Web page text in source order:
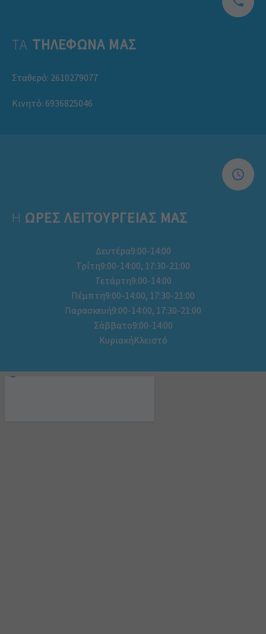
ΤΑ ΤΗΛΕΦΩΝΑ ΜΑΣ
Σταθερό: 2610279077
Κινητό: 6936825046
Η ΩΡΕΣ ΛΕΙΤΟΥΡΓΕΊΑΣ ΜΑΣ
Δευτέρα9:00-14:00
Τρίτη9:00-14:00, 17:30-21:00
Τετάρτη9:00-14:00
Πέμπτη9:00-14:00, 17:30-21:00
Παρασκευή9:00-14:00, 17:30-21:00
Σάββατο9:00-14:00
ΚυριακήΚλειστό